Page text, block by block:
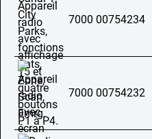
7000 00754234
7000 00754232